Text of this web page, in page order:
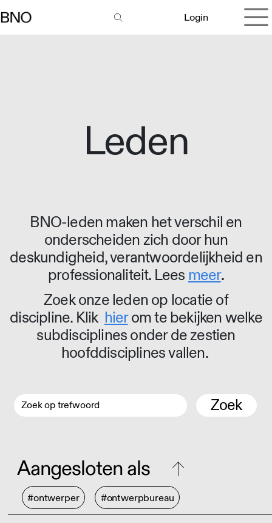
Login
Leden
BNO-leden maken het verschil en
onderscheiden zich door hun
deskundigheid, verantwoordelijkheid en
professionaliteit. Lees meer.
Zoek onze leden op locatie of
discipline. Klik hierom te bekijken welke
subdisciplines onder de zestien
hoofddisciplines vallen.
Zoek
Aangesloten als
#ontwerper #ontwerpbureau